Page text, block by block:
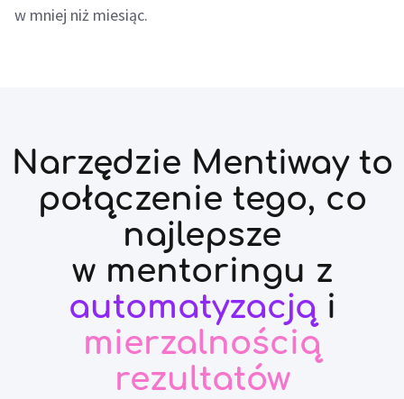
w mniej niż miesiąc.
Narzędzie Mentiway to
połączenie tego, co
najlepsze
w mentoringu z
automatyzacją i
mierzalnością
rezultatów